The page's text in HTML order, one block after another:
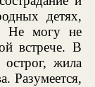
детях,
Не могу не
встрече. В
жила
Разумеется,